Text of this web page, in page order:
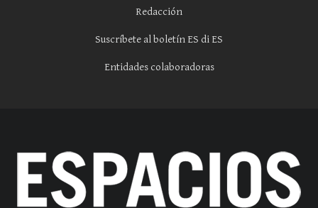
Redacción
Suscríbete al boletín ES di ES
Entidades colaboradoras